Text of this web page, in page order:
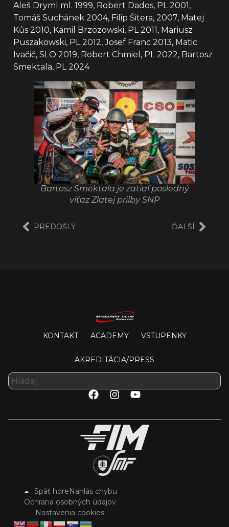
Aleš Dryml ml. 1999, Robert Dados, PL 2001,
Tomáš Suchánek 2004, Filip Šitera, 2007, Matej
Kůs 2010, Kamil Brzozowski, PL 2011, Mariusz
Puszakowski, PL 2012, Josef Franc 2013, Matic
Ivačič, SLO 2019, Robert Chmiel, PL 2022, Bartosz
Smektala, PL 2024
Bartosz Smektala je zatiaľ posledný
víťaz Zlatej prilby SNP
PREDOŠLÝ ĎALŠÍ
KONTAKT ACADEMY VSTUPENKY
AKREDITÁCIA/PRESS
Späť hore Nahlás chybu
Ochrana osobných údajov
Nastavenia cookies